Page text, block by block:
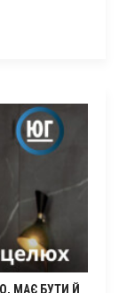
МАЄ БУТИ Й